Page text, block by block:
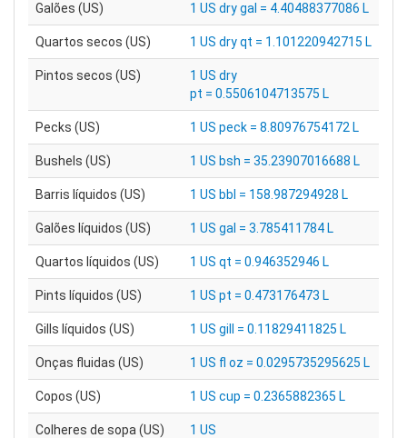
Galões (US) 1 US dry gal = 4.40488377086 L
Quartos secos (US) 1 US dry qt = 1.101220942715 L
Pintos secos (US)
1 US dry
pt = 0.5506104713575 L
Pecks (US) 1 US peck = 8.80976754172 L
Bushels (US) 1 US bsh = 35.23907016688 L
Barris líquidos (US) 1 US bbl = 158.987294928 L
Galões líquidos (US) 1 US gal = 3.785411784 L
Quartos líquidos (US) 1 US qt = 0.946352946 L
Pints líquidos (US) 1 US pt = 0.473176473 L
Gills líquidos (US) 1 US gill = 0.11829411825 L
Onças fluidas (US) 1 US fl oz = 0.0295735295625 L
Copos (US) 1 US cup = 0.2365882365 L
Colheres de sopa (US)
1 US